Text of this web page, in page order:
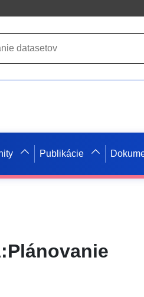
Publikácie